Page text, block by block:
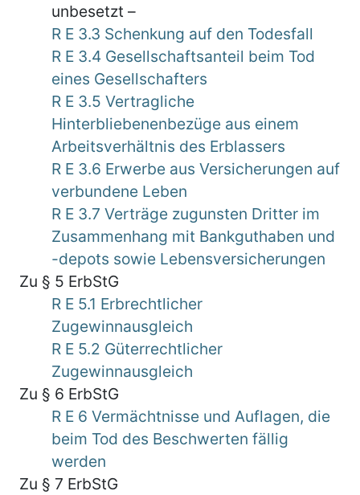
unbesetzt –
R E 3.3 Schenkung auf den Todesfall
R E 3.4 Gesellschaftsanteil beim Tod
eines Gesellschafters
R E 3.5 Vertragliche
Hinterbliebenenbezüge aus einem
Arbeitsverhältnis des Erblassers
R E 3.6 Erwerbe aus Versicherungen auf
verbundene Leben
R E 3.7 Verträge zugunsten Dritter im
Zusammenhang mit Bankguthaben und
-depots sowie Lebensversicherungen
Zu § 5 ErbStG
R E 5.1 Erbrechtlicher
Zugewinnausgleich
R E 5.2 Güterrechtlicher
Zugewinnausgleich
Zu § 6 ErbStG
R E 6 Vermächtnisse und Auflagen, die
beim Tod des Beschwerten fällig
werden
Zu § 7 ErbStG